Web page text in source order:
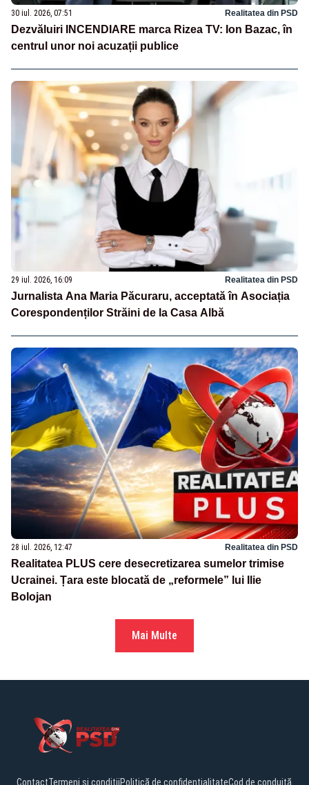
30 iul. 2026, 07:51 Realitatea din PSD
Dezvăluiri INCENDIARE marca Rizea TV: Ion Bazac, în
centrul unor noi acuzații publice
29 iul. 2026, 16:09 Realitatea din PSD
Jurnalista Ana Maria Păcuraru, acceptată în Asociația
Corespondenților Străini de la Casa Albă
28 iul. 2026, 12:47 Realitatea din PSD
Realitatea PLUS cere desecretizarea sumelor trimise
Ucrainei. Țara este blocată de „reformele” lui Ilie
Bolojan
Mai Multe
ContactTermeni și condițiiPolitică de confidențialitateCod de conduită